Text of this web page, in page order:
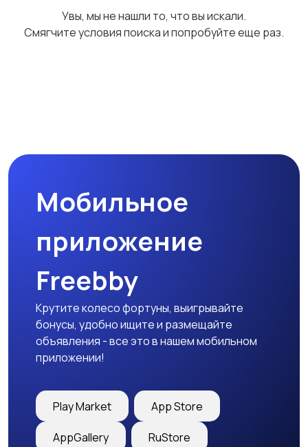
Столы и стулья Текстиль и ковры
Шкафы и комоды
Увы, мы не нашли то, что вы искали.
Смягчите условия поиска и попробуйте еще раз.
Мобильное
приложение
Freebby
Крутите колесо фортуны, выигрывайте
бонусы, удобно ищите и размещайте
объявления - все это в нашем мобильном
приложении!
Play Market App Store
AppGallery RuStore